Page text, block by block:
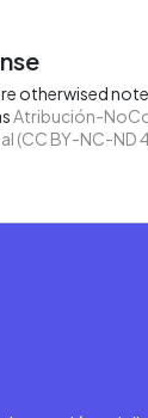
otherwised
Atribución-
(CC BY-NC-ND